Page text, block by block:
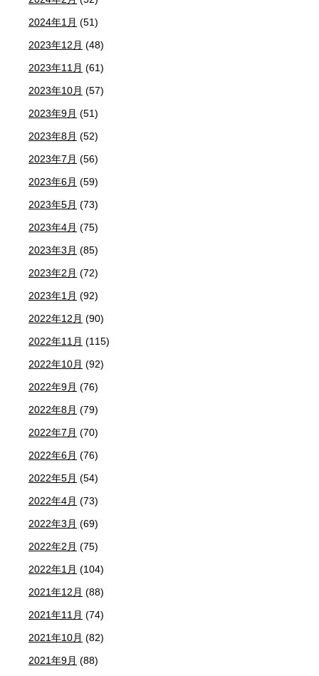
2024年1月 (51)
2023年12月 (48)
2023年11月 (61)
2023年10月 (57)
2023年9月 (51)
2023年8月 (52)
2023年7月 (56)
2023年6月 (59)
2023年5月 (73)
2023年4月 (75)
2023年3月 (85)
2023年2月 (72)
2023年1月 (92)
2022年12月 (90)
2022年11月 (115)
2022年10月 (92)
2022年9月 (76)
2022年8月 (79)
2022年7月 (70)
2022年6月 (76)
2022年5月 (54)
2022年4月 (73)
2022年3月 (69)
2022年2月 (75)
2022年1月 (104)
2021年12月 (88)
2021年11月 (74)
2021年10月 (82)
2021年9月 (88)